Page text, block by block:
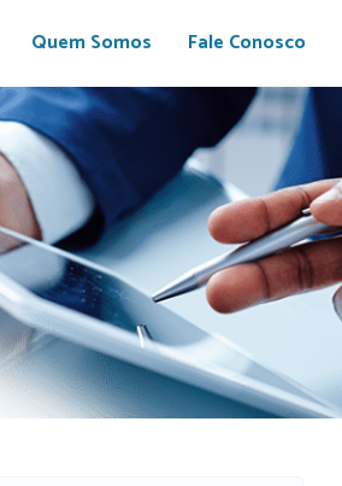
Quem Somos Fale Conosco